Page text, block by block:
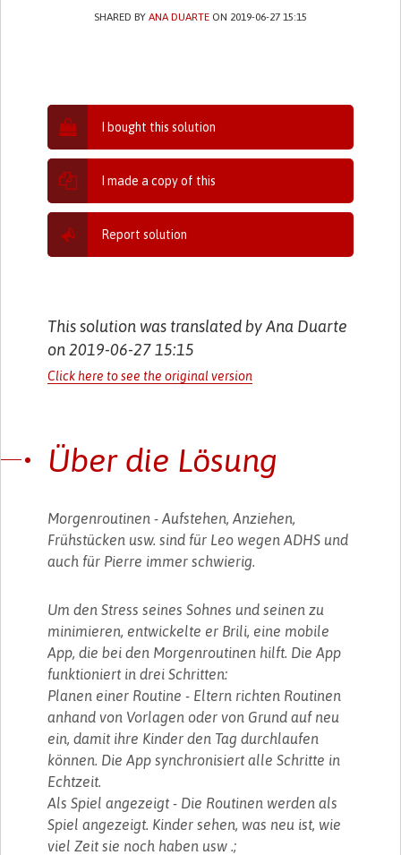
SHARED BY ANA DUARTEON 2019-06-27 15:15
I bought this solution
I made a copy of this
Report solution
This solution was translated by Ana Duarte
on 2019-06-27 15:15
Click here to see the original version
Über die Lösung
Morgenroutinen - Aufstehen, Anziehen,
Frühstücken usw. sind für Leo wegen ADHS und
auch für Pierre immer schwierig.
Um den Stress seines Sohnes und seinen zu
minimieren, entwickelte er Brili, eine mobile
App, die bei den Morgenroutinen hilft. Die App
funktioniert in drei Schritten:
Planen einer Routine - Eltern richten Routinen
anhand von Vorlagen oder von Grund auf neu
ein, damit ihre Kinder den Tag durchlaufen
können. Die App synchronisiert alle Schritte in
Echtzeit.
Als Spiel angezeigt - Die Routinen werden als
Spiel angezeigt. Kinder sehen, was neu ist, wie
viel Zeit sie noch haben usw .;